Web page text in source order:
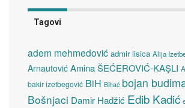
Tagovi
adem mehmedović admir lisica Alija
Arnautović Amina ŠEĆEROVIĆ-KAŞLI
bakir izetbegović BiH Bihać bojan
Bošnjaci Damir Hadžić Edib Kadić